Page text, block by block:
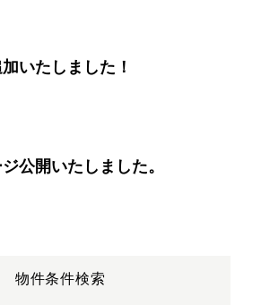
いたしました！
公開いたしました。
物件条件検索